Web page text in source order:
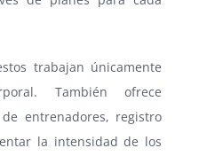
trabajan únicamente
También ofrece
entrenadores, registro
la intensidad de los